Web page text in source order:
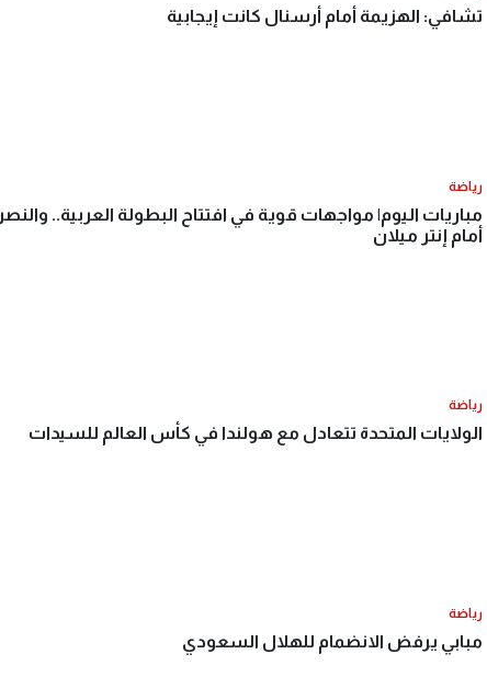
تشافي: الهزيمة أمام أرسنال كانت إيجابية
رياضة
مباريات اليوم| مواجهات قوية في افتتاح البطولة العربية.. والنصر
أمام إنتر ميلان
رياضة
الولايات المتحدة تتعادل مع هولندا في كأس العالم للسيدات
رياضة
مبابي يرفض الانضمام للهلال السعودي